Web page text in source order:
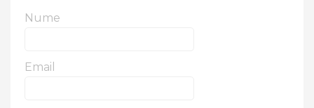
Nume
Email